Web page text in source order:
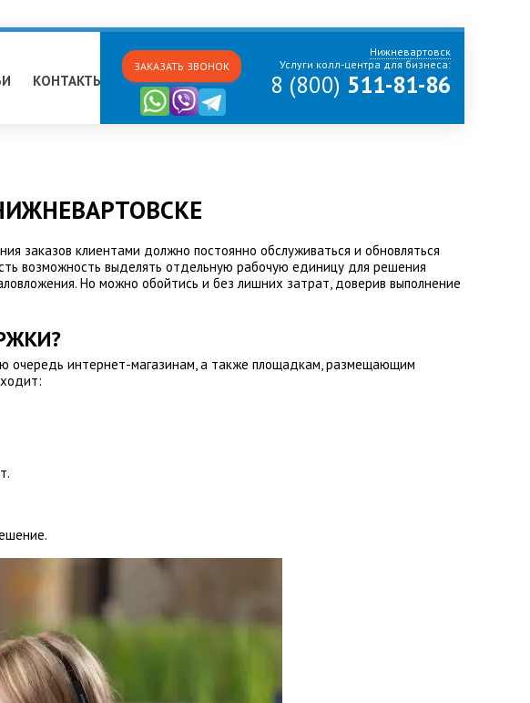
КОНТАКТЫ
ЗАКАЗАТЬ ЗВОНОК
Нижневартовск
Услуги колл-центра для бизнеса:
8 (800) 511-81-86
заказов клиентами должно постоянно обслуживаться и обновляться
возможность выделять отдельную рабочую единицу для решения
Но можно обойтись и без лишних затрат, доверив выполнение
очередь интернет-магазинам, а также площадкам, размещающим